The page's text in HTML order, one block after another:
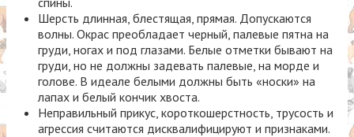
Шерсть длинная, блестящая, прямая. Допускаются
волны. Окрас преобладает черный, палевые пятна на
груди, ногах и под глазами. Белые отметки бывают на
груди, но не должны задевать палевые, на морде и
голове. В идеале белыми должны быть «носки» на
лапах и белый кончик хвоста.
Неправильный прикус, короткошерстность, трусость и
агрессия считаются дисквалифицируют и признаками.